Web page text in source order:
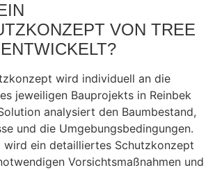
VON TREE
wird individuell an die
jeweiligen Bauprojekts in Reinbek
analysiert den Baumbestand,
und die Umgebungsbedingungen.
wird ein detailliertes Schutzkonzept
Vorsichtsmaßnahmen und